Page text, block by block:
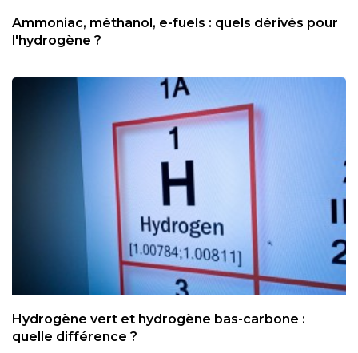
Ammoniac, méthanol, e-fuels : quels dérivés pour
l'hydrogène ?
Hydrogène vert et hydrogène bas-carbone :
quelle différence ?